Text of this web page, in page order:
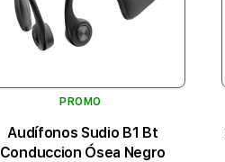
PROMO
Audífonos Sudio B1 Bt
Conduccion Ósea Negro